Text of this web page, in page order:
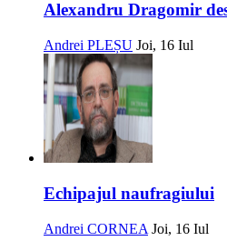
Alexandru Dragomir
Andrei PLEȘU Joi, 16 Iul
Echipajul naufragiului
Andrei CORNEA Joi, 16 Iul